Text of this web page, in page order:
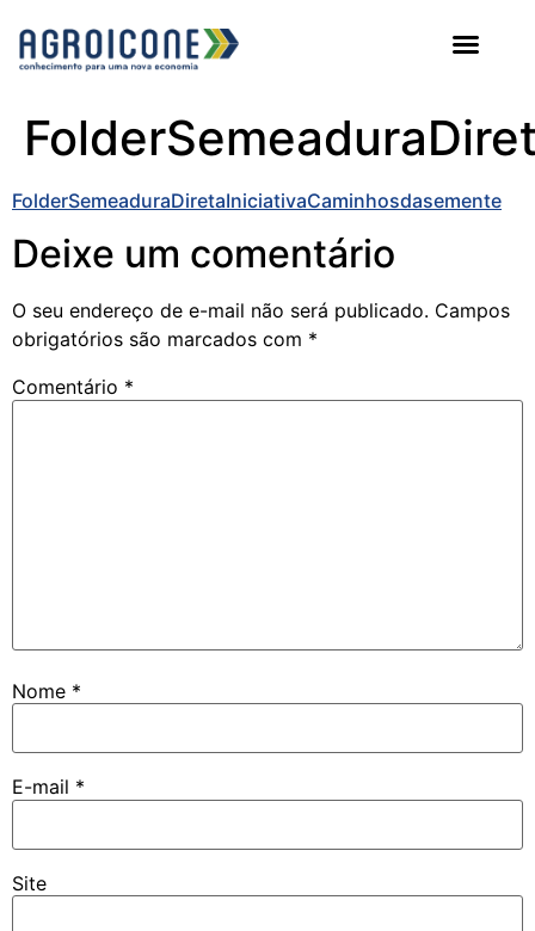
FolderSemeaduraDiretaIniciativaCaminhosdasemente
Deixe um comentário
O seu endereço de e-mail não será publicado. Campos
obrigatórios são marcados com *
Comentário *
Nome *
E-mail *
Site